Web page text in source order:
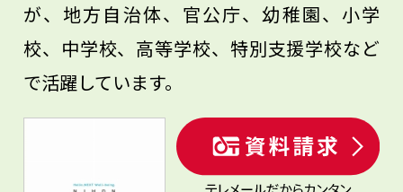
が、地方自治体、官公庁、幼稚園、小学
校、中学校、高等学校、特別支援学校など
で活躍しています。